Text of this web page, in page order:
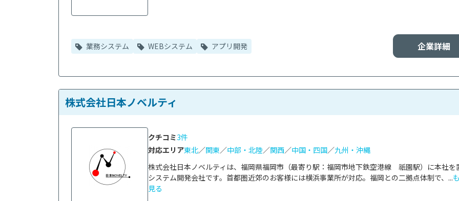
企業詳細
業務システム WEBシステム アプリ開発
株式会社日本ノベルティ
株式会社日本ノベルティは、福岡県福岡市（最寄り駅：福岡市地下鉄空港線　祇園駅）に本社を
システム開発会社です。首都圏近郊のお客様には横浜事業所が対応。福岡との二拠点体制で、...
見る
クチコミ3件
対応エリア東北／関東／中部・北陸／関西／中国・四国／九州・沖縄